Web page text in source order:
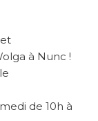
à Nunc !
de 10h à